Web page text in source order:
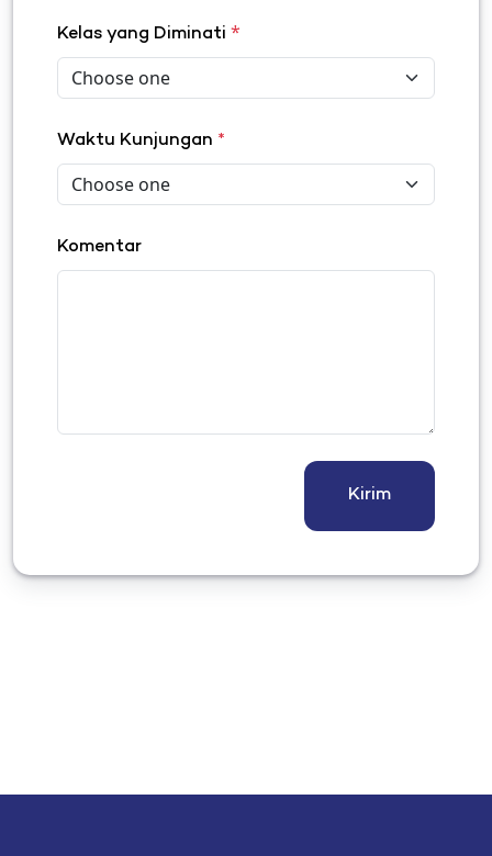
Kelas yang Diminati *
Waktu Kunjungan *
Komentar
Kirim